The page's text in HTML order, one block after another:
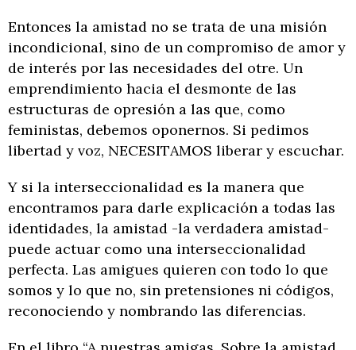
Entonces la amistad no se trata de una misión
incondicional, sino de un compromiso de amor y
de interés por las necesidades del otre. Un
emprendimiento hacia el desmonte de las
estructuras de opresión a las que, como
feministas, debemos oponernos. Si pedimos
libertad y voz, NECESITAMOS liberar y escuchar.
Y si la interseccionalidad es la manera que
encontramos para darle explicación a todas las
identidades, la amistad -la verdadera amistad-
puede actuar como una interseccionalidad
perfecta. Las amigues quieren con todo lo que
somos y lo que no, sin pretensiones ni códigos,
reconociendo y nombrando las diferencias.